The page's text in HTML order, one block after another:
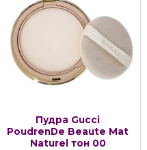
Пудра Gucci
PoudrenDe Beaute Mat
Naturel тон 00